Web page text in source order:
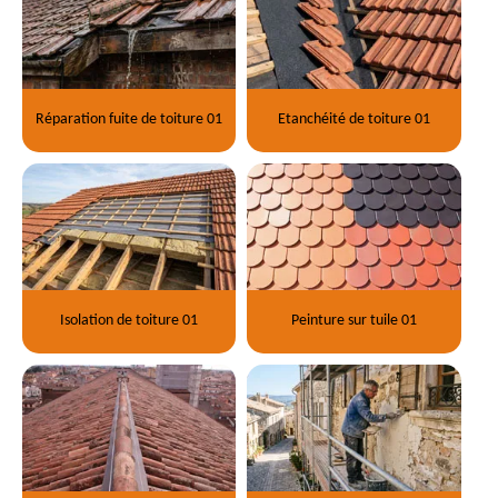
Réparation fuite de toiture 01 Etanchéité de toiture 01
Isolation de toiture 01 Peinture sur tuile 01